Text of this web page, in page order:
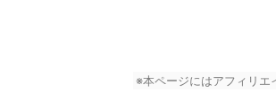
※本ページにはアフィリエ